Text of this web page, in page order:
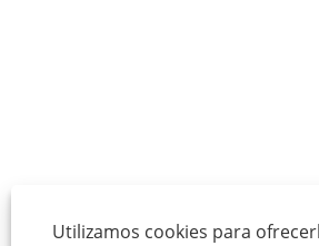
Utilizamos cookies para